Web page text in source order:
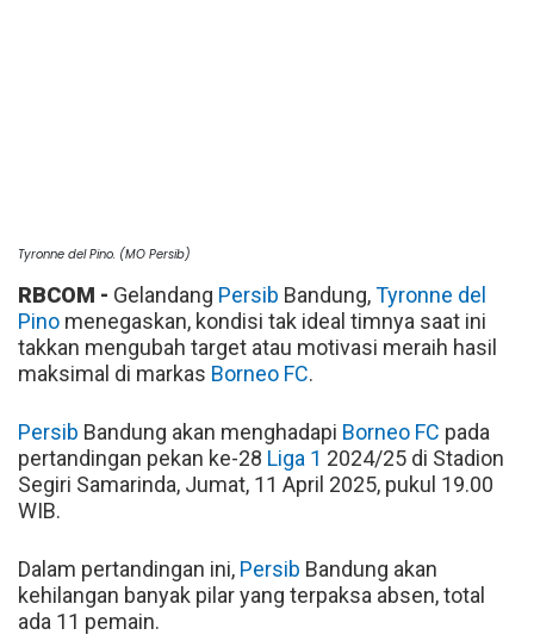
Tyronne del Pino. (MO Persib)
RBCOM - Gelandang Persib Bandung,Tyronne del
Pino menegaskan, kondisi tak ideal timnya saat ini
takkan mengubah target atau motivasi meraih hasil
maksimal di markas Borneo FC.
Persib Bandung akan menghadapi Borneo FC pada
pertandingan pekan ke-28 Liga 1 2024/25 di Stadion
Segiri Samarinda, Jumat, 11 April 2025, pukul 19.00
WIB.
Dalam pertandingan ini, Persib Bandung akan
kehilangan banyak pilar yang terpaksa absen, total
ada 11 pemain.